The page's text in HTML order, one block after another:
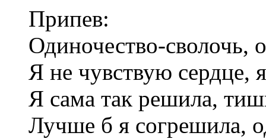
Припев:
Одиночество-сволочь,
Я не чувствую сердце,
Я сама так решила,
Лучше б я согрешила,